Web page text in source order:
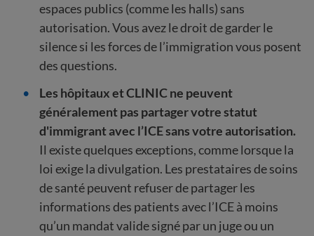
espaces publics (comme les halls) sans
autorisation. Vous avez le droit de garder le
silence si les forces de l’immigration vous posent
des questions.
Les hôpitaux et CLINIC ne peuvent
généralement pas partager votre statut
d'immigrant avec l’ICE sans votre autorisation.
Il existe quelques exceptions, comme lorsque la
loi exige la divulgation. Les prestataires de soins
de santé peuvent refuser de partager les
informations des patients avec l’ICE à moins
qu’un mandat valide signé par un juge ou un